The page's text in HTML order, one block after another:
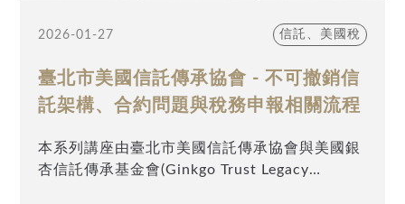
管的專業工程。
以回避的稅務或法律風險。
本書強調，真正可行的跨境傳承規劃，
必須謹慎考量各家族不同的文化背景、資產結構
與傳承需求，
2026-01-27 信託、美國稅
臺北市美國信託傳承協會 - 不可撤銷信
託架構、合約問題與稅務申報相關流程
本系列講座由臺北市美國信託傳承協會與美國銀
杏信託傳承基金會(Ginkgo Trust Legacy